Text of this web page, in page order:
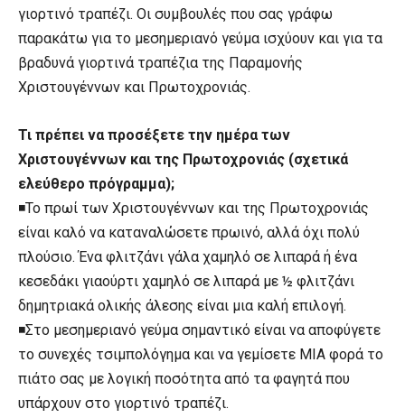
γιορτινό τραπέζι. Οι συμβουλές που σας γράφω
παρακάτω για το μεσημεριανό γεύμα ισχύουν και για τα
βραδυνά γιορτινά τραπέζια της Παραμονής
Χριστουγέννων και Πρωτοχρονιάς.
Τι πρέπει να προσέξετε την ημέρα των
Χριστουγέννων και της Πρωτοχρονιάς (σχετικά
ελεύθερο πρόγραμμα);
◾Το πρωί των Χριστουγέννων και της Πρωτοχρονιάς
είναι καλό να καταναλώσετε πρωινό, αλλά όχι πολύ
πλούσιο. Ένα φλιτζάνι γάλα χαμηλό σε λιπαρά ή ένα
κεσεδάκι γιαούρτι χαμηλό σε λιπαρά με ½ φλιτζάνι
δημητριακά ολικής άλεσης είναι μια καλή επιλογή.
◾Στο μεσημεριανό γεύμα σημαντικό είναι να αποφύγετε
το συνεχές τσιμπολόγημα και να γεμίσετε MIA φορά το
πιάτο σας με λογική ποσότητα από τα φαγητά που
υπάρχουν στο γιορτινό τραπέζι.